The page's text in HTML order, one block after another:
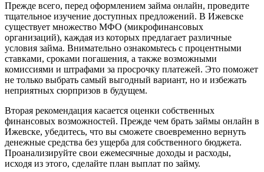
Прежде всего, перед оформлением займа онлайн, проведите
тщательное изучение доступных предложений. В Ижевске
существует множество МФО (микрофинансовых
организаций), каждая из которых предлагает различные
условия займа. Внимательно ознакомьтесь с процентными
ставками, сроками погашения, а также возможными
комиссиями и штрафами за просрочку платежей. Это поможет
не только выбрать самый выгодный вариант, но и избежать
неприятных сюрпризов в будущем.
Вторая рекомендация касается оценки собственных
финансовых возможностей. Прежде чем брать займы онлайн в
Ижевске, убедитесь, что вы сможете своевременно вернуть
денежные средства без ущерба для собственного бюджета.
Проанализируйте свои ежемесячные доходы и расходы,
исходя из этого, сделайте план выплат по займу.